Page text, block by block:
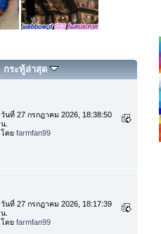
กระทู้ล่าสุด
วันที่ 27 กรกฎาคม 2026, 18:38:50
น.
โดย farmfan99
วันที่ 27 กรกฎาคม 2026, 18:17:39
น.
โดย farmfan99